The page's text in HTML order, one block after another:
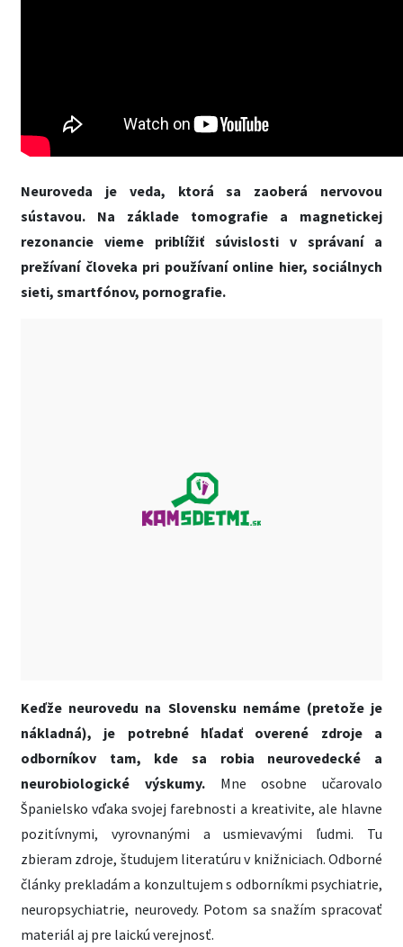
Neuroveda je veda, ktorá sa zaoberá nervovou
sústavou. Na základe tomografie a magnetickej
rezonancie vieme priblížiť súvislosti v správaní a
prežívaní človeka pri používaní online hier, sociálnych
sieti, smartfónov, pornografie.
Keďže neurovedu na Slovensku nemáme (pretože je
nákladná), je potrebné hľadať overené zdroje a
odborníkov tam, kde sa robia neurovedecké a
neurobiologické výskumy.Mne osobne učarovalo
Španielsko vďaka svojej farebnosti a kreativite, ale hlavne
pozitívnymi, vyrovnanými a usmievavými ľudmi. Tu
zbieram zdroje, študujem literatúru v knižniciach. Odborné
články prekladám a konzultujem s odborníkmi psychiatrie,
neuropsychiatrie, neurovedy. Potom sa snažím spracovať
materiál aj pre laickú verejnosť.